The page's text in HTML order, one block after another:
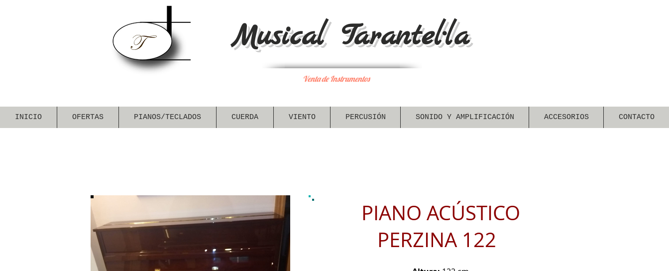
Musical Tarantel·la
Venta de Instrumentos
INICIO OFERTAS PIANOS/TECLADOS CUERDA VIENTO PERCUSIÓN SONIDO Y AMPLIFICACIÓN ACCESORIOS CONTACTO
PIANO ACÚSTICO
PERZINA 122